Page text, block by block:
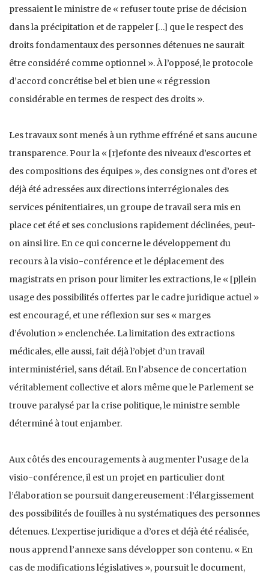
pressaient le ministre de « refuser toute prise de décision
dans la précipitation et de rappeler […] que le respect des
droits fondamentaux des personnes détenues ne saurait
être considéré comme optionnel ». À l’opposé, le protocole
d’accord concrétise bel et bien une « régression
considérable en termes de respect des droits ».
Les travaux sont menés à un rythme effréné et sans aucune
transparence. Pour la « [r]efonte des niveaux d’escortes et
des compositions des équipes », des consignes ont d’ores et
déjà été adressées aux directions interrégionales des
services pénitentiaires, un groupe de travail sera mis en
place cet été et ses conclusions rapidement déclinées, peut-
on ainsi lire. En ce qui concerne le développement du
recours à la visio-conférence et le déplacement des
magistrats en prison pour limiter les extractions, le « [p]lein
usage des possibilités offertes par le cadre juridique actuel »
est encouragé, et une réflexion sur ses « marges
d’évolution » enclenchée. La limitation des extractions
médicales, elle aussi, fait déjà l’objet d’un travail
interministériel, sans détail. En l’absence de concertation
véritablement collective et alors même que le Parlement se
trouve paralysé par la crise politique, le ministre semble
déterminé à tout enjamber.
Aux côtés des encouragements à augmenter l’usage de la
visio-conférence, il est un projet en particulier dont
l’élaboration se poursuit dangereusement : l’élargissement
des possibilités de fouilles à nu systématiques des personnes
détenues. L’expertise juridique a d’ores et déjà été réalisée,
nous apprend l’annexe sans développer son contenu. « En
cas de modifications législatives », poursuit le document,